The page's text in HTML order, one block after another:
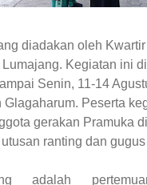
diadakan oleh
Kegiatan ini
Senin, 11-14
Glagaharum. Peserta
gerakan Pramuka
ranting dan
adalah